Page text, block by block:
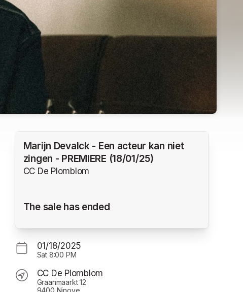
Marijn Devalck - Een acteur kan niet
zingen - PREMIERE (18/01/25)
CC De Plomblom
The sale has ended
01/18/2025
Sat 8:00 PM
CC De Plomblom
Graanmaarkt 12
9400 Ninove